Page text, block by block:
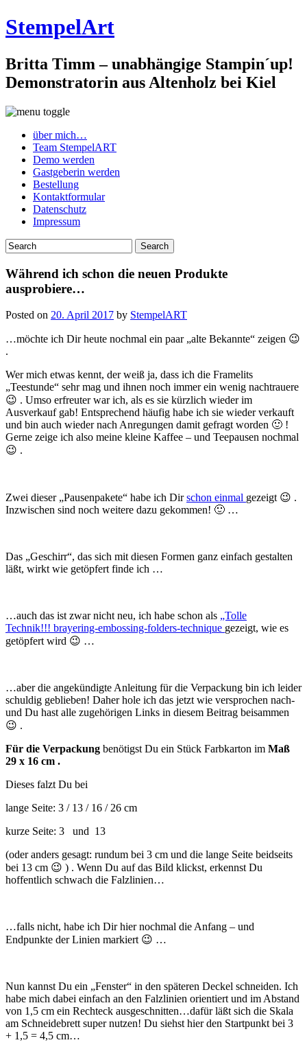
StempelArt
Britta Timm – unabhängige Stampin´up!
Demonstratorin aus Altenholz bei Kiel
über mich…
Team StempelART
Demo werden
Gastgeberin werden
Bestellung
Kontaktformular
Datenschutz
Impressum
Während ich schon die neuen Produkte
ausprobiere…
Posted on 20. April 2017 by StempelART
…möchte ich Dir heute nochmal ein paar „alte Bekannte“ zeigen 😉
.
Wer mich etwas kennt, der weiß ja, dass ich die Framelits
„Teestunde“ sehr mag und ihnen noch immer ein wenig nachtrauere
😉 . Umso erfreuter war ich, als es sie kürzlich wieder im
Ausverkauf gab! Entsprechend häufig habe ich sie wieder verkauft
und bin auch wieder nach Anregungen damit gefragt worden 🙂 !
Gerne zeige ich also meine kleine Kaffee – und Teepausen nochmal
😉 .
Zwei dieser „Pausenpakete“ habe ich Dirschon einmal gezeigt 😉 .
Inzwischen sind noch weitere dazu gekommen! 🙂 …
Das „Geschirr“, das sich mit diesen Formen ganz einfach gestalten
läßt, wirkt wie getöpfert finde ich …
…auch das ist zwar nicht neu, ich habe schon als „Tolle
Technik!!! brayering-embossing-folders-technique gezeigt, wie es
getöpfert wird 😉 …
…aber die angekündigte Anleitung für die Verpackung bin ich leider
schuldig geblieben! Daher hole ich das jetzt wie versprochen nach-
und Du hast alle zugehörigen Links in diesem Beitrag beisammen
😉 .
Für die Verpackung benötigst Du ein Stück Farbkarton im Maß
29 x 16 cm .
Dieses falzt Du bei
lange Seite: 3 / 13 / 16 / 26 cm
kurze Seite: 3 und 13
(oder anders gesagt: rundum bei 3 cm und die lange Seite beidseits
bei 13 cm 😉 ) . Wenn Du auf das Bild klickst, erkennst Du
hoffentlich schwach die Falzlinien…
…falls nicht, habe ich Dir hier nochmal die Anfang – und
Endpunkte der Linien markiert 😉 …
Nun kannst Du ein „Fenster“ in den späteren Deckel schneiden. Ich
habe mich dabei einfach an den Falzlinien orientiert und im Abstand
von 1,5 cm ein Rechteck ausgeschnitten…dafür läßt sich die Skala
am Schneidebrett super nutzen! Du siehst hier den Startpunkt bei 3
+ 1,5 = 4,5 cm…